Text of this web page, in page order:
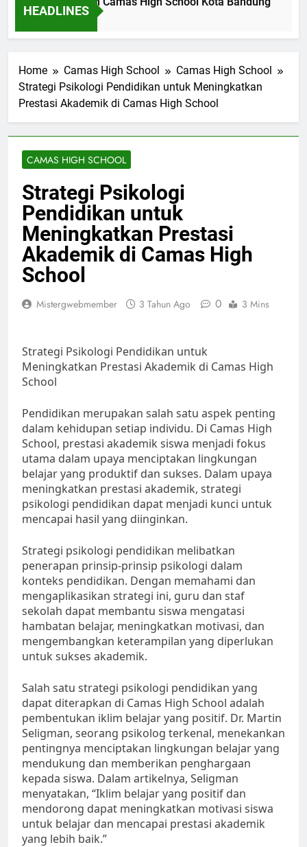
HEADLINES
Home Camas High School
Camas High School
Strategi Psikologi Pendidikan untuk Meningkatkan
Prestasi Akademik di Camas High School
CAMAS HIGH SCHOOL
Strategi Psikologi
Pendidikan untuk
Meningkatkan Prestasi
Akademik di Camas High
School
Mistergwebmember 3 Tahun Ago 0 3 Mins
Strategi Psikologi Pendidikan untuk
Meningkatkan Prestasi Akademik di Camas High
School
Pendidikan merupakan salah satu aspek penting
dalam kehidupan setiap individu. Di Camas High
School, prestasi akademik siswa menjadi fokus
utama dalam upaya menciptakan lingkungan
belajar yang produktif dan sukses. Dalam upaya
meningkatkan prestasi akademik, strategi
psikologi pendidikan dapat menjadi kunci untuk
mencapai hasil yang diinginkan.
Strategi psikologi pendidikan melibatkan
penerapan prinsip-prinsip psikologi dalam
konteks pendidikan. Dengan memahami dan
mengaplikasikan strategi ini, guru dan staf
sekolah dapat membantu siswa mengatasi
hambatan belajar, meningkatkan motivasi, dan
mengembangkan keterampilan yang diperlukan
untuk sukses akademik.
Salah satu strategi psikologi pendidikan yang
dapat diterapkan di Camas High School adalah
pembentukan iklim belajar yang positif. Dr. Martin
Seligman, seorang psikolog terkenal, menekankan
pentingnya menciptakan lingkungan belajar yang
mendukung dan memberikan penghargaan
kepada siswa. Dalam artikelnya, Seligman
menyatakan, “Iklim belajar yang positif dan
mendorong dapat meningkatkan motivasi siswa
untuk belajar dan mencapai prestasi akademik
yang lebih baik.”